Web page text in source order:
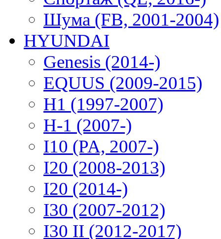
Шума (FB, 2001-2004)
HYUNDAI
Genesis (2014-)
EQUUS (2009-2015)
H1 (1997-2007)
H-1 (2007-)
I10 (PA, 2007-)
I20 (2008-2013)
I20 (2014-)
I30 (2007-2012)
I30 II (2012-2017)